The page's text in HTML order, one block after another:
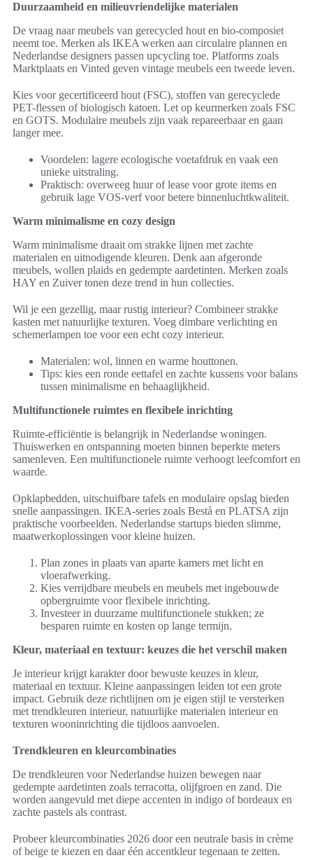
Duurzaamheid en milieuvriendelijke materialen
De vraag naar meubels van gerecycled hout en bio-composiet
neemt toe. Merken als IKEA werken aan circulaire plannen en
Nederlandse designers passen upcycling toe. Platforms zoals
Marktplaats en Vinted geven vintage meubels een tweede leven.
Kies voor gecertificeerd hout (FSC), stoffen van gerecyclede
PET-flessen of biologisch katoen. Let op keurmerken zoals FSC
en GOTS. Modulaire meubels zijn vaak repareerbaar en gaan
langer mee.
Voordelen: lagere ecologische voetafdruk en vaak een
unieke uitstraling.
Praktisch: overweeg huur of lease voor grote items en
gebruik lage VOS-verf voor betere binnenluchtkwaliteit.
Warm minimalisme en cozy design
Warm minimalisme draait om strakke lijnen met zachte
materialen en uitnodigende kleuren. Denk aan afgeronde
meubels, wollen plaids en gedempte aardetinten. Merken zoals
HAY en Zuiver tonen deze trend in hun collecties.
Wil je een gezellig, maar rustig interieur? Combineer strakke
kasten met natuurlijke texturen. Voeg dimbare verlichting en
schemerlampen toe voor een echt cozy interieur.
Materialen: wol, linnen en warme houttonen.
Tips: kies een ronde eettafel en zachte kussens voor balans
tussen minimalisme en behaaglijkheid.
Multifunctionele ruimtes en flexibele inrichting
Ruimte-efficiëntie is belangrijk in Nederlandse woningen.
Thuiswerken en ontspanning moeten binnen beperkte meters
samenleven. Een multifunctionele ruimte verhoogt leefcomfort en
waarde.
Opklapbedden, uitschuifbare tafels en modulaire opslag bieden
snelle aanpassingen. IKEA-series zoals Bestå en PLATSA zijn
praktische voorbeelden. Nederlandse startups bieden slimme,
maatwerkoplossingen voor kleine huizen.
Plan zones in plaats van aparte kamers met licht en
vloerafwerking.
Kies verrijdbare meubels en meubels met ingebouwde
opbergruimte voor flexibele inrichting.
Investeer in duurzame multifunctionele stukken; ze
besparen ruimte en kosten op lange termijn.
Kleur, materiaal en textuur: keuzes die het verschil maken
Je interieur krijgt karakter door bewuste keuzes in kleur,
materiaal en textuur. Kleine aanpassingen leiden tot een grote
impact. Gebruik deze richtlijnen om je eigen stijl te versterken
met trendkleuren interieur, natuurlijke materialen interieur en
texturen wooninrichting die tijdloos aanvoelen.
Trendkleuren en kleurcombinaties
De trendkleuren voor Nederlandse huizen bewegen naar
gedempte aardetinten zoals terracotta, olijfgroen en zand. Die
worden aangevuld met diepe accenten in indigo of bordeaux en
zachte pastels als contrast.
Probeer kleurcombinaties 2026 door een neutrale basis in crème
of beige te kiezen en daar één accentkleur tegenaan te zetten.